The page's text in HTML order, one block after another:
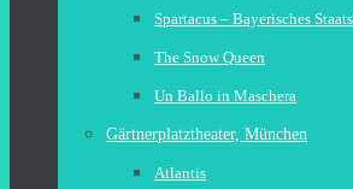
Spartacus – Bayerisches
The Snow Queen
Un Ballo in Maschera
Gärtnerplatztheater, München
Atlantis